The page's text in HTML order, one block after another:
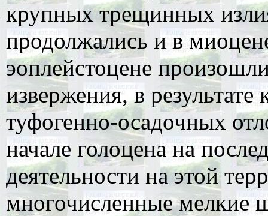
крупных трещинных
продолжались и в
эоплейстоцене
извержения, в
туфогенно-осадочных
начале голоцена на
деятельности на этой
многочисленные мелкие